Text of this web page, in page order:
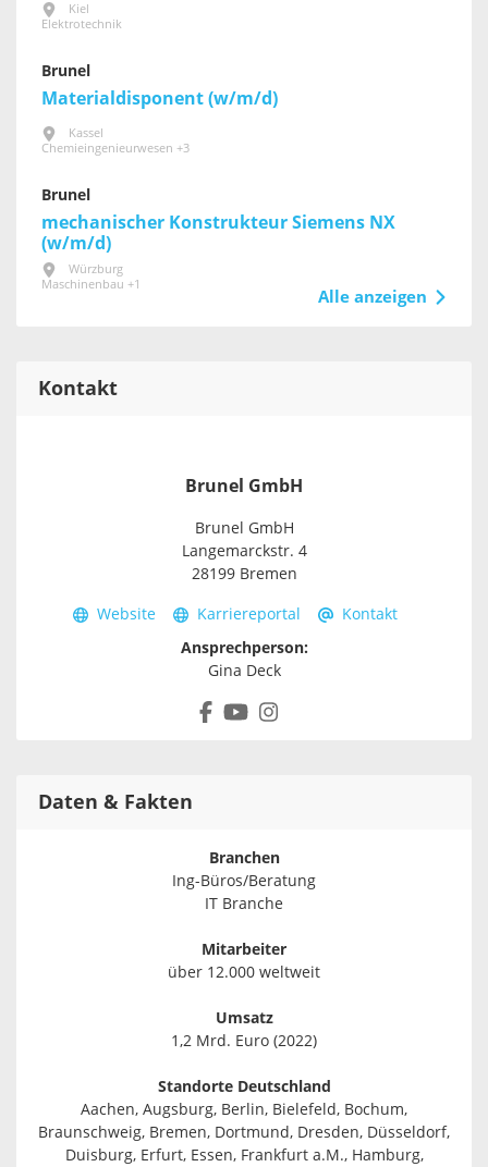
Kiel
Elektrotechnik
Brunel
Materialdisponent (w/m/d)
Kassel
Chemieingenieurwesen +3
Brunel
mechanischer Konstrukteur Siemens NX
(w/m/d)
Würzburg
Maschinenbau +1
Alle anzeigen
Kontakt
Brunel GmbH
Brunel GmbH
Langemarckstr. 4
28199 Bremen
Website Karriereportal
Kontakt
Ansprechperson:
Gina Deck
Daten & Fakten
Branchen
Ing-Büros/Beratung
IT Branche
Mitarbeiter
über 12.000 weltweit
Umsatz
1,2 Mrd. Euro (2022)
Standorte Deutschland
Aachen, Augsburg, Berlin, Bielefeld, Bochum,
Braunschweig, Bremen, Dortmund, Dresden, Düsseldorf,
Duisburg, Erfurt, Essen, Frankfurt a.M., Hamburg,